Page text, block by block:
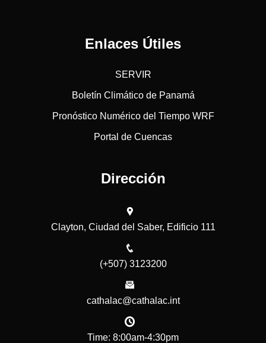
Enlaces Útiles
SERVIR
Boletín Climático de Panamá
Pronóstico Numérico del Tiempo WRF
Portal de Cuencas
Dirección
Clayton, Ciudad del Saber, Edificio 111
(+507) 3123200
cathalac@cathalac.int
Time: 8:00am-4:30pm